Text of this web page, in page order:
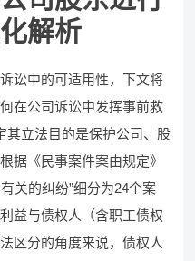
解析
讼中的可适用性，下文将
在公司诉讼中发挥事前救
其立法目的是保护公司、股
据《民事案件案由规定》
关的纠纷”细分为24个案
益与债权人（含职工债权
区分的角度来说，债权人